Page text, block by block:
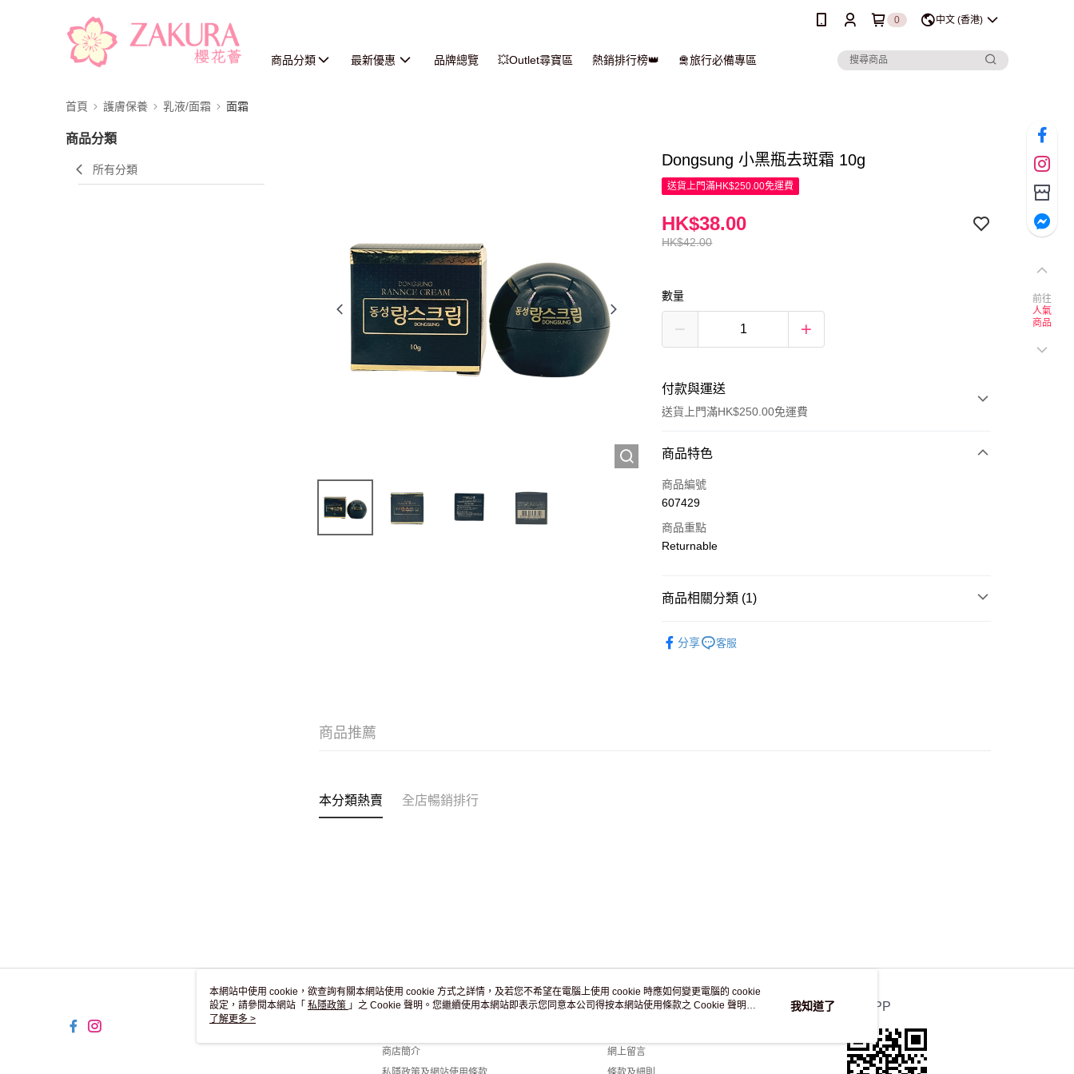
0 中文 (香港)
商品分類 最新優惠 品牌總覽 💥Outlet尋寶區 熱銷排行榜👑 🛅旅行必備專區
首頁 護膚保養 乳液/面霜 面霜
商品分類
所有分類
Dongsung 小黑瓶去斑霜 10g
送貨上門滿HK$250.00免運費
HK$42.00
HK$38.00
數量
付款與運送
送貨上門滿HK$250.00免運費
付款方式
信用卡
AlipayHK
JD京東物流，訂單確認發貨後2-4個工作天送達
商品特色
商品編號
607429
商品重點
Returnable
商品相關分類 (1)
分享
客服
商品推薦
本分類熱賣 全店暢銷排行
關於我們
商店簡介
客戶服務
網上留言
官方APP
前往
人氣
商品
本網站中使用 cookie，欲查詢有關本網站使用 cookie 方式之詳情，及若您不希望在電腦上使用 cookie 時應如何變更電腦的 cookie
設定，請參閱本網站「 私隱政策 」之 Cookie 聲明。您繼續使用本網站即表示您同意本公司得按本網站使用條款之 Cookie 聲明使
用 cookie。
了解更多 >
我知道了